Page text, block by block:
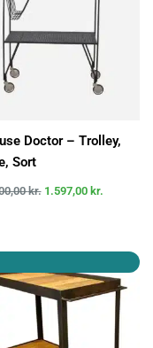
Doctor – Trolley,
Sort
kr. 1.597,00 kr.
oprindelige
pris
var:
2.799,00 kr..
aktuelle
pris
er:
1.679,40